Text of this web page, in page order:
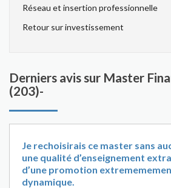
Réseau et insertion professionnelle
Retour sur investissement
Derniers avis sur Master
(203)-
Je rechoisirais ce master sans
une qualité d’enseignement
d’une promotion
dynamique.